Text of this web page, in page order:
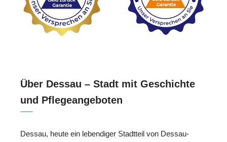
Über Dessau – Stadt mit Geschichte
und Pflegeangeboten
Dessau, heute ein lebendiger Stadtteil von Dessau-